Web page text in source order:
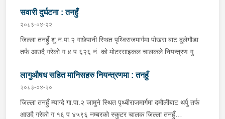
सवारी दुर्घटना : तनहुँ
२०८३-०४-२२
जिल्ला तनहुँ शु.न.पा.२ गाछेपानी स्थित पृथ्विराजमार्गमा पोखरा बाट दुलेगौडा
तर्फ आउदै गरेको ग ४ प ६२६ नं. को मोटरसाइकल चालकले नियन्त्रण गुमाइ
जिल्ला कास्की पो.म.न.पा.३३ बस्ने बर्ष ३९ को मन बहादुर पुन घाइते भइ
उपचारको लागी तनहुँ सेवा हस्पिटल दुलेगौडा ल्याईएकोमा प्राम्भिक उपचार
पश्चात थप उपचारको लागी ०७:५५ बजे पोखरा रिफर भएको ।
लागुऔषध सहित मानिसहरु नियन्त्रणमा : तनहुँ
२०८३-०४-२०
जिल्ला तनहुँ म्याग्दे गा.पा.२ जामुने स्थित पृथ्बीराजमार्गमा दमौलीबाट थर्पु तर्फ
आउदै गरेको ग १६ प ४५९६ नम्बरको स्कुटर चालक जिल्ला तनहुँ